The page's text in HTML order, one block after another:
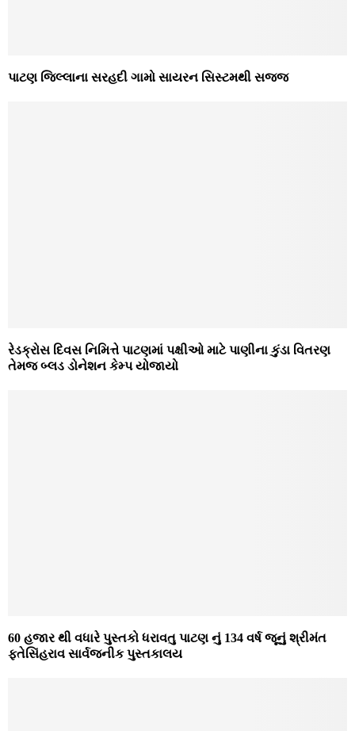
પાટણ જિલ્લાના સરહદી ગામો સાયરન સિસ્ટમથી સજજ
રેડક્રોસ દિવસ નિમિત્તે પાટણમાં પક્ષીઓ માટે પાણીના કુંડા વિતરણ
તેમજ બ્લડ ડોનેશન કેમ્પ યોજાયો
60 હજાર થી વધારે પુસ્તકો ધરાવતુ પાટણ નું 134 વર્ષ જૂનું શ્રીમંત
ફતેસિંહરાવ સાર્વજનીક પુસ્તકાલય